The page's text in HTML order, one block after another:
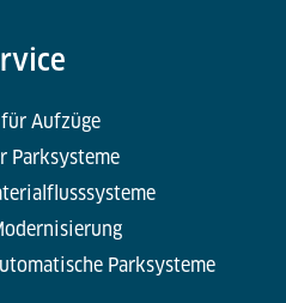
Aufzüge
Parksysteme
Parksysteme